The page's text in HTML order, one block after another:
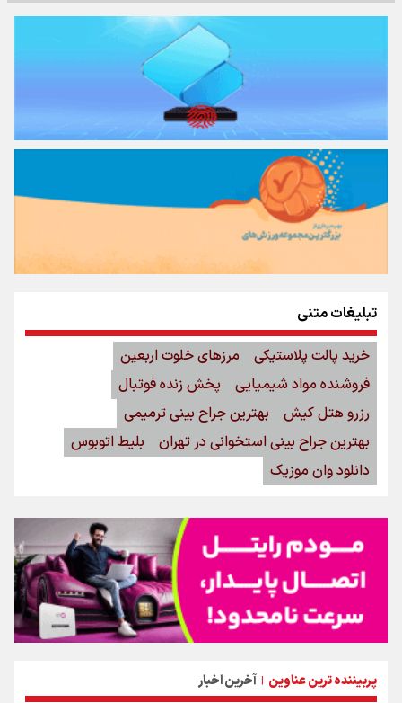
پربیننده ترین عناوین | آخرین اخبار
تبلیغات متنی
خرید پالت پلاستیکی
مرزهای خلوت اربعین
فروشنده مواد شیمیایی
پخش زنده فوتبال
رزرو هتل کیش
بهترین جراح بینی ترمیمی
بهترین جراح بینی استخوانی در تهران
بلیط اتوبوس
دانلود وان موزیک